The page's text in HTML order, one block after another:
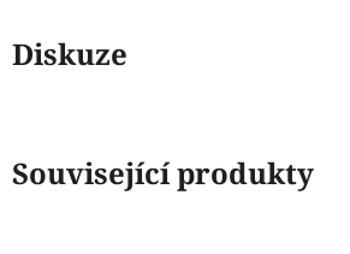
Diskuze
Související produkty